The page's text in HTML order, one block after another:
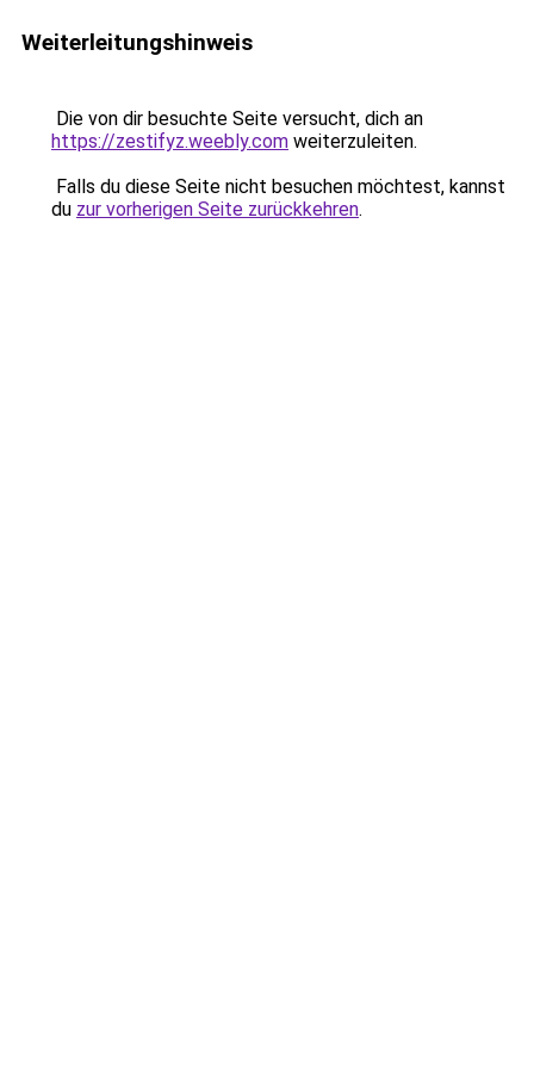
Weiterleitungshinweis
Die von dir besuchte Seite versucht, dich an
https://zestifyz.weebly.com weiterzuleiten.
Falls du diese Seite nicht besuchen möchtest, kannst
du zur vorherigen Seite zurückkehren.